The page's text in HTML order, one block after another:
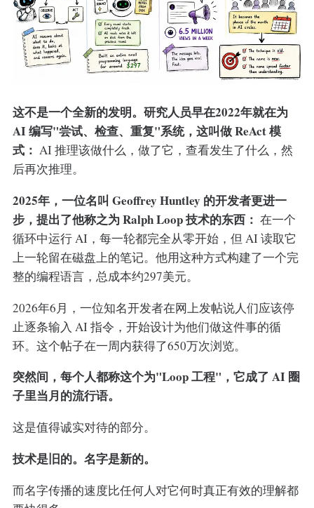
这不是一个全新的发明。研究人员早在2022年就在为
AI 编写"尝试、检查、重复"系统，这叫做 ReAct 模
式： AI 推理该做什么，做了它，查看发生了什么，然
后再次推理。
2025年，一位名叫 Geoffrey Huntley 的开发者更进一
步，提出了他称之为 Ralph Loop 技术的东西： 在一个
循环中运行 AI，每一轮都完全从零开始，但 AI 读取它
上一轮留在磁盘上的笔记。他用这种方式构建了一个完
整的编程语言，总成本约297美元。
2026年6月，一位知名开发者在网上发帖说人们应该停
止逐条输入 AI 指令，开始设计为他们做这件事的循
环。这个帖子在一周内获得了650万次浏览。
突然间，每个人都称这个为"Loop 工程"，它成了 AI 圈
子里当月的流行语。
这是值得诚实对待的部分。
技术是旧的。名字是新的。
而名字传播的速度比任何人对它何时真正有效的理解都